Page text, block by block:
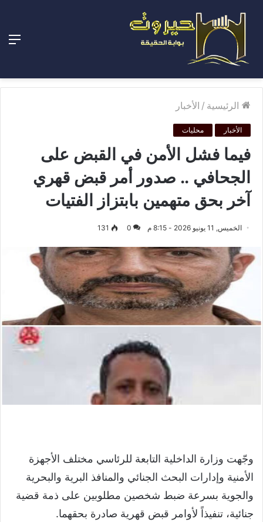
الرئيسية / الأخبار
الأخبار محليات
فيما فشل الأمن في القبض على
الجحافي .. صدور أمر قبض قهري
آخر بحق متهمين بابتزاز الفتيات
الخميس, 11 يونيو 2026 - 8:15 م 0
131
وجّهت وزارة الداخلية التابعة للرئاسي مختلف الأجهزة
الأمنية وإدارات البحث الجنائي والمنافذ البرية والبحرية
والجوية بسرعة ضبط شخصين مطلوبين على ذمة قضية
جنائية، تنفيذاً لأوامر قبض قهرية صادرة بحقهما.